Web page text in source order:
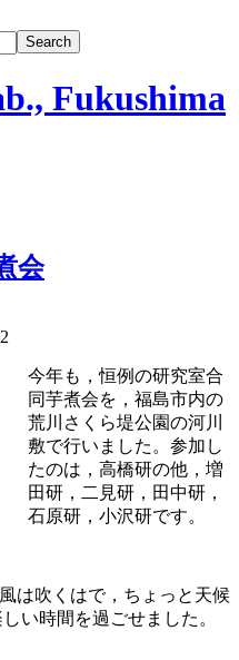
Fukushima
会
今年も，恒例の研究室合
同芋煮会を，福島市内の
荒川さくら堤公園の河川
敷で行いました。参加し
たのは，高橋研の他，増
田研，二見研，田中研，
石原研，小沢研です。
は吹くはで，ちょっと天候
い時間を過ごせました。